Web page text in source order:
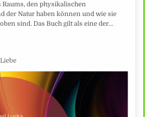
Raums, den physikalischen
der Natur haben können und wie sie
sind. Das Buch gilt als eine der…